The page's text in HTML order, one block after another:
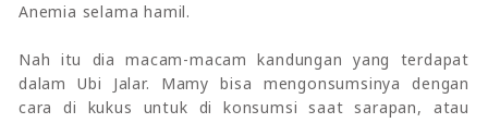
Anemia selama hamil.
Nah itu dia macam-macam kandungan yang terdapat
dalam Ubi Jalar. Mamy bisa mengonsumsinya dengan
cara di kukus untuk di konsumsi saat sarapan, atau